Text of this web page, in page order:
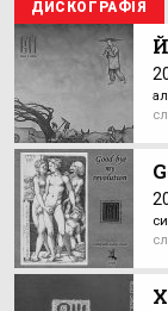
ДИСКОГРАФІЯ